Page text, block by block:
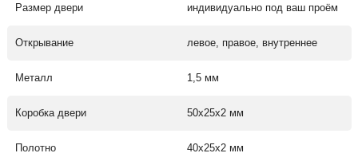
Размер двери индивидуально под ваш проём
Открывание левое, правое, внутреннее
Металл 1,5 мм
Коробка двери 50х25х2 мм
Полотно 40х25х2 мм